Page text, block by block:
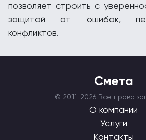
позволяет строить с
защитой от ошибок,
конфликтов.
Смета
© 2011-2026 Все права
О компании
Услуги
Контакты